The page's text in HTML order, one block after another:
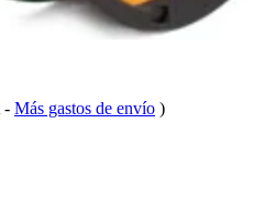
- Más gastos de envío )